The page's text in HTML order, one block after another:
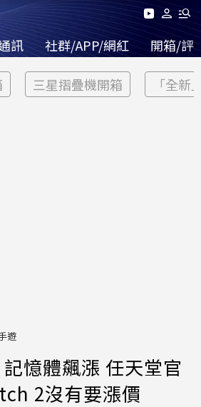
訊 社群/APP/網紅 開箱/評
三星摺疊機開箱 「全新
遊
憶體飆漲 任天堂官
2沒有要漲價